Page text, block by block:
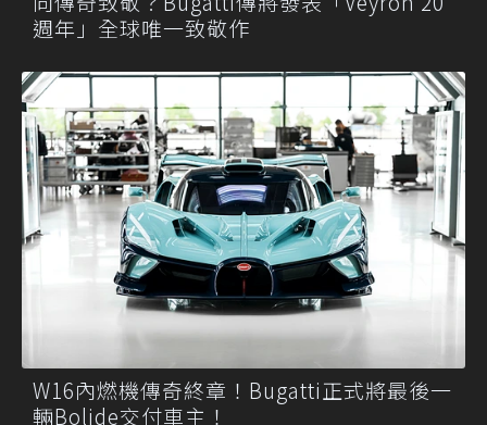
週年」全球唯一致敬作
W16內燃機傳奇終章！Bugatti正式將最後一
輛Bolide交付車主！